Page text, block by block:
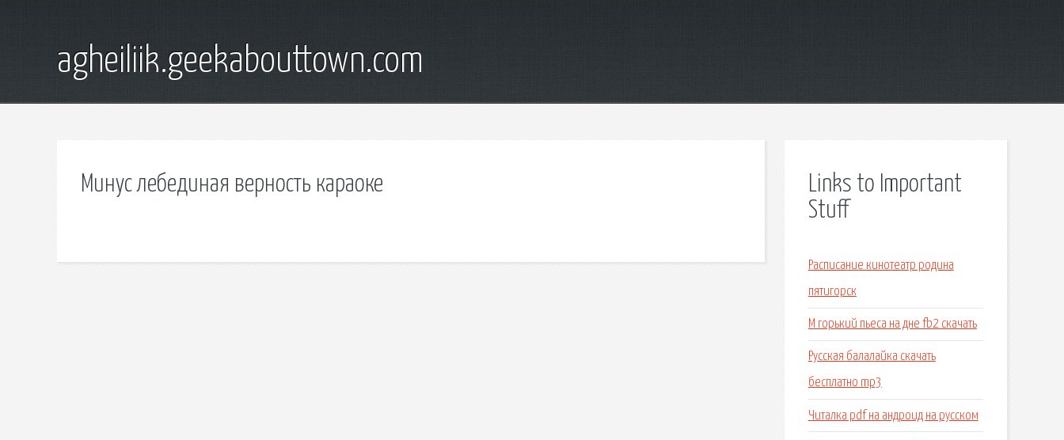
agheiliik.geekabouttown.com
Минус лебединая верность караоке
Links to Important
Stuff
Расписание кинотеатр родина
пятигорск
М горький пьеса на дне fb2 скачать
Русская балалайка скачать
бесплатно mp3
Читалка pdf на андроид на русском